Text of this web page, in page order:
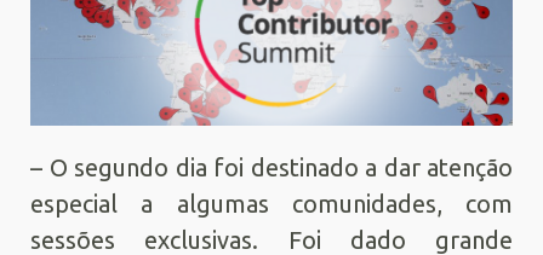
– O segundo dia foi destinado a dar atenção
especial a algumas comunidades, com
sessões exclusivas. Foi dado grande